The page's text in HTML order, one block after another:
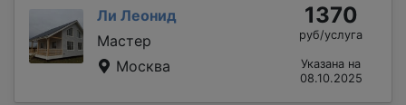
Ли Леонид
Мастер
Москва
1370
руб/услуга
Указана на
08.10.2025